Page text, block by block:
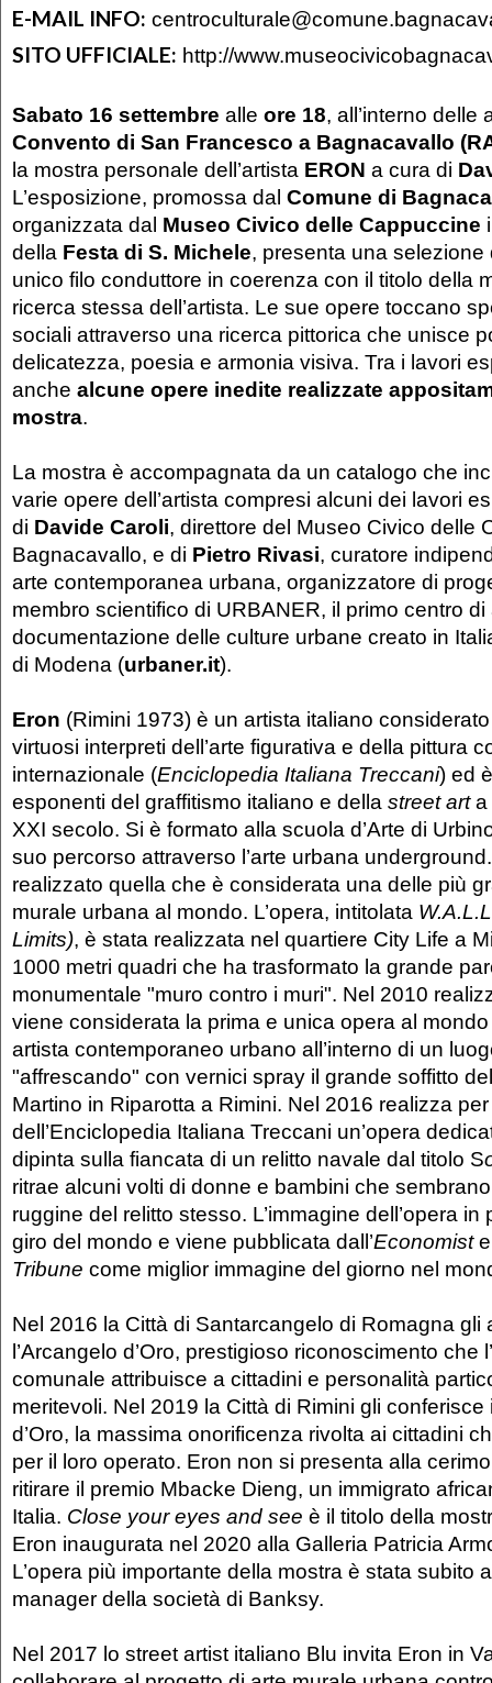
E-MAIL INFO:
SITO UFFICIALE: http://
Sabato 16 settembre alle ore 18, all’interno delle
Convento di San Francesco a Bagnacavallo
la mostra personale dell’artista ERON a cura di
L’esposizione, promossa dal Comune di
organizzata dal Museo Civico delle Cappuccine
della Festa di S. Michele, presenta una selezione
unico filo conduttore in coerenza con il titolo della
ricerca stessa dell’artista. Le sue opere toccano
sociali attraverso una ricerca pittorica che unisce
delicatezza, poesia e armonia visiva. Tra i lavori
anche alcune opere inedite realizzate
mostra.
La mostra è accompagnata da un catalogo che
varie opere dell’artista compresi alcuni dei lavori
di Davide Caroli, direttore del Museo Civico delle
Bagnacavallo, e di Pietro Rivasi, curatore
arte contemporanea urbana, organizzatore di
membro scientifico di URBANER, il primo centro di
documentazione delle culture urbane creato in
di Modena (urbaner.it).
Eron (Rimini 1973) è un artista italiano
virtuosi interpreti dell’arte figurativa e della pittura
internazionale (Enciclopedia Italiana Treccani) ed
esponenti del graffitismo italiano e della street arta
XXI secolo. Si è formato alla scuola d’Arte di
suo percorso attraverso l’arte urbana
realizzato quella che è considerata una delle più
murale urbana al mondo. L’opera, intitolata
Limits), è stata realizzata nel quartiere City Life a
1000 metri quadri che ha trasformato la grande
monumentale "muro contro i muri". Nel 2010
viene considerata la prima e unica opera al
artista contemporaneo urbano all’interno di un
"affrescando" con vernici spray il grande soffitto
Martino in Riparotta a Rimini. Nel 2016 realizza per
dell’Enciclopedia Italiana Treccani un’opera
dipinta sulla fiancata di un relitto navale dal titolo S
ritrae alcuni volti di donne e bambini che
ruggine del relitto stesso. L’immagine dell’opera in
giro del mondo e viene pubblicata dall’Economiste
Tribune come miglior immagine del giorno nel
Nel 2016 la Città di Santarcangelo di Romagna gli
l’Arcangelo d’Oro, prestigioso riconoscimento che
comunale attribuisce a cittadini e personalità
meritevoli. Nel 2019 la Città di Rimini gli
d’Oro, la massima onorificenza rivolta ai cittadini
per il loro operato. Eron non si presenta alla
ritirare il premio Mbacke Dieng, un immigrato
Italia. Close your eyes and see è il titolo della
Eron inaugurata nel 2020 alla Galleria Patricia
L’opera più importante della mostra è stata subito
manager della società di Banksy.
Nel 2017 lo street artist italiano Blu invita Eron in